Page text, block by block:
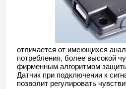
отличается от имеющихся
потребления, более высокой
фирменным алгоритмом
Датчик при подключении к
позволит регулировать